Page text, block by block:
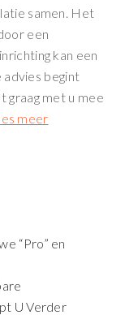
samen. Het
een
kan een
advies begint
graag met u mee
meer
“Pro” en
U Verder